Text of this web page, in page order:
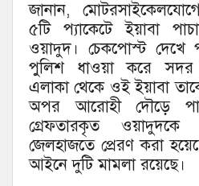
জানান,
৫টি প্যাকেটে ইয়াবা
ওয়াদুদ। চেকপোস্ট দেখে
পুলিশ ধাওয়া করে সদর
এলাকা থেকে ওই ইয়াবা
অপর আরোহী দৌড়ে
গ্রেফতারকৃত ওয়াদুদকে
জেলহাজতে প্রেরণ করা
আইনে দুটি মামলা রয়েছে।